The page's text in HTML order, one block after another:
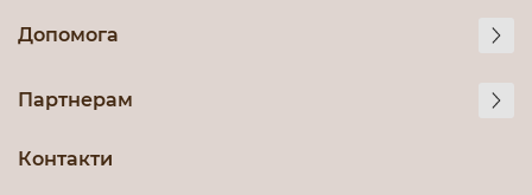
Допомога
Партнерам
Контакти